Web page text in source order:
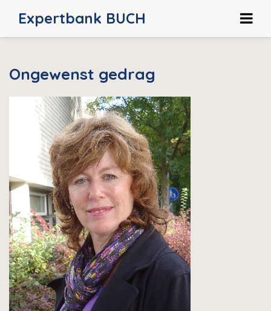
Expertbank BUCH
Ongewenst gedrag